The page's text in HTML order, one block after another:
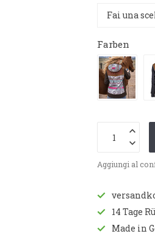
Farben
Aggiungi al
14 Tage
Made in